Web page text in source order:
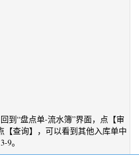
到“盘点单-流水簿”界面，点【审
查询】，可以看到其他入库单中
9。